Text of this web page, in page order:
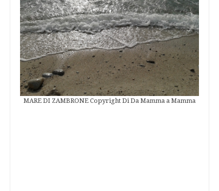
MARE DI ZAMBRONE Copyright Di Da Mamma a Mamma